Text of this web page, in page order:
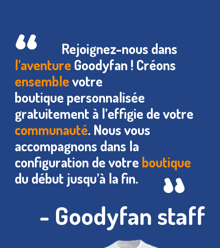
Rejoignez-nous dans
l’aventure Goodyfan ! Créons
ensemblevotre
boutique personnalisée
gratuitement à l’effigie de votre
communauté. Nous vous
accompagnons dans la
configuration de votre boutique
du début jusqu’à la fin.
- Goodyfan staff